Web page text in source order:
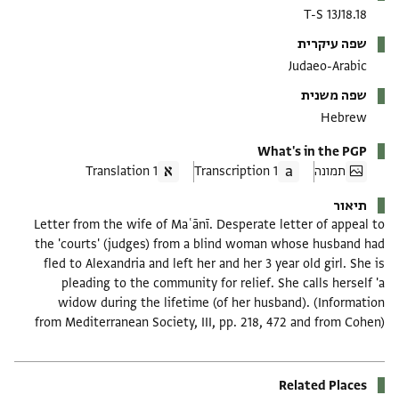
T-S 13J18.18
שפה עיקרית
Judaeo-Arabic
שפה משנית
Hebrew
What's in the PGP
תמונה
1 Transcription
1 Translation
תיאור
Letter from the wife of Maʿānī. Desperate letter of appeal to
the 'courts' (judges) from a blind woman whose husband had
fled to Alexandria and left her and her 3 year old girl. She is
pleading to the community for relief. She calls herself 'a
widow during the lifetime (of her husband). (Information
from Mediterranean Society, III, pp. 218, 472 and from Cohen)
Related Places